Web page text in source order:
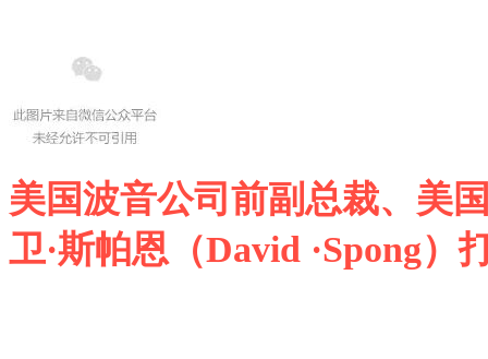
美国波音公司前副总裁、美
卫·斯帕恩（David ·Spong